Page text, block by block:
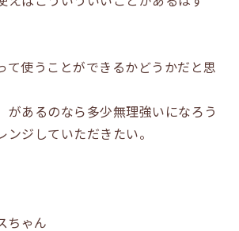
て使うことができるかどうかだと思
があるのなら多少無理強いになろう
ンジしていただきたい。
ちゃん